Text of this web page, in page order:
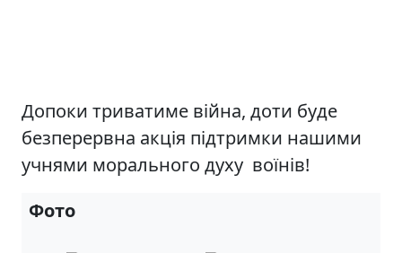
Допоки триватиме війна, доти буде
безперервна акція підтримки нашими
учнями морального духу воїнів!
Фото